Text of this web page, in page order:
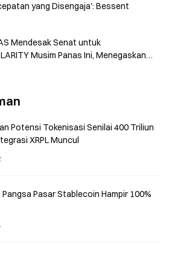
yang Disengaja': Bessent
Mendesak Senat untuk
Musim Panas Ini, Menegaskan
Potensi Tokenisasi Senilai 400 Triliun
XRPL Muncul
Pasar Stablecoin Hampir 100%